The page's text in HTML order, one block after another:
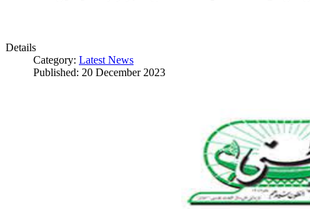
Details
Category: Latest News
Published: 20 December 2023